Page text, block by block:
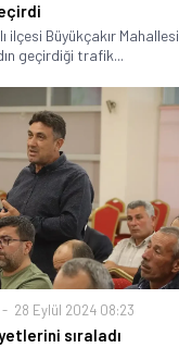
ilçesi Büyükçakır Mahallesi
geçirdiği trafik...
28 Eylül 2024 08:23
sıraladı